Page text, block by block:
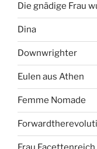
Die gnädige Frau
Dina
Downwrighter
Eulen aus Athen
Femme Nomade